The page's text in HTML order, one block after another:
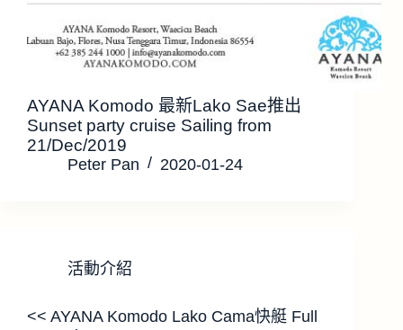
AYANA Komodo 最新Lako Sae推出
Sunset party cruise Sailing from
21/Dec/2019
Peter Pan 2020-01-24
活動介紹
<< AYANA Komodo Lako Cama快艇 Full